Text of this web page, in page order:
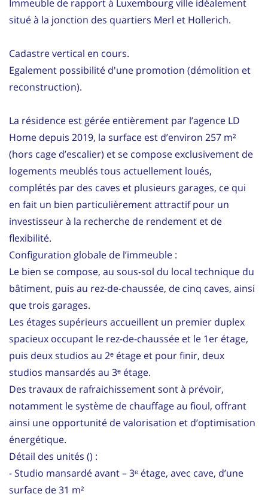
Immeuble de rapport à Luxembourg ville idéalement
situé à la jonction des quartiers Merl et Hollerich.
Cadastre vertical en cours.
Egalement possibilité d'une promotion (démolition et
reconstruction).
La résidence est gérée entièrement par l’agence LD
Home depuis 2019, la surface est d’environ 257 m²
(hors cage d’escalier) et se compose exclusivement de
logements meublés tous actuellement loués,
complétés par des caves et plusieurs garages, ce qui
en fait un bien particulièrement attractif pour un
investisseur à la recherche de rendement et de
flexibilité.
Configuration globale de l’immeuble :
Le bien se compose, au sous-sol du local technique du
bâtiment, puis au rez-de-chaussée, de cinq caves, ainsi
que trois garages.
Les étages supérieurs accueillent un premier duplex
spacieux occupant le rez-de-chaussée et le 1er étage,
puis deux studios au 2ᵉ étage et pour finir, deux
studios mansardés au 3ᵉ étage.
Des travaux de rafraichissement sont à prévoir,
notamment le système de chauffage au fioul, offrant
ainsi une opportunité de valorisation et d’optimisation
énergétique.
Détail des unités () :
- Studio mansardé avant – 3ᵉ étage, avec cave, d’une
surface de 31 m²